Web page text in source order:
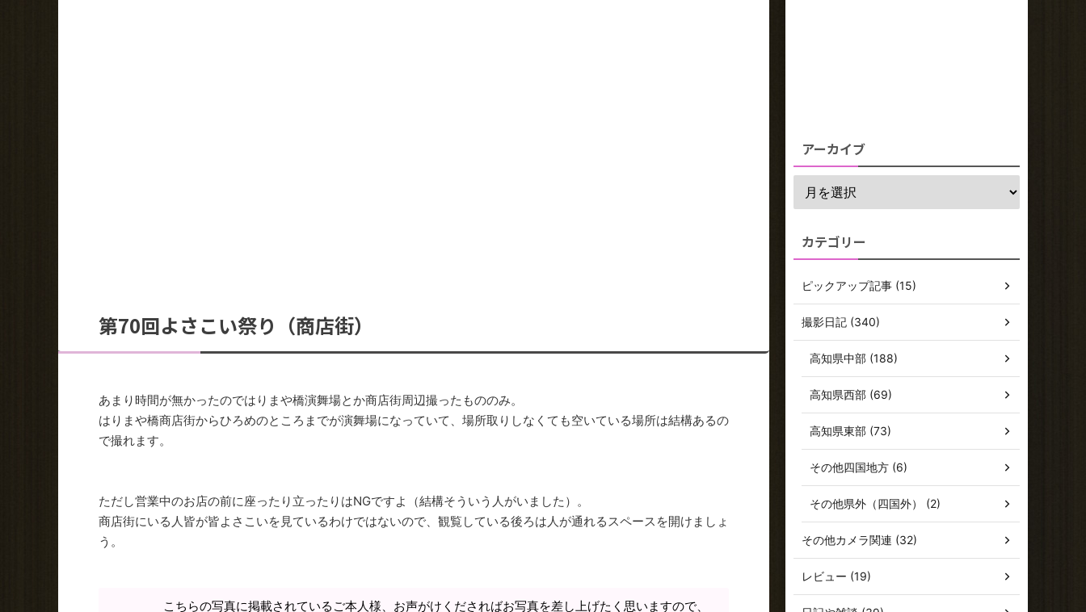
第70回よさこい祭り（商店街）
あまり時間が無かったのではりまや橋演舞場とか商店街周辺撮ったもののみ。
はりまや橋商店街からひろめのところまでが演舞場になっていて、場所取りしなくても空いている場所は結構あるの
で撮れます。
ただし営業中のお店の前に座ったり立ったりはNGですよ（結構そういう人がいました）。
商店街にいる人皆が皆よさこいを見ているわけではないので、観覧している後ろは人が通れるスペースを開けましょ
う。
こちらの写真に掲載されているご本人様、お声がけくださればお写真を差し上げたく思いますので、
アーカイブ
カテゴリー
ピックアップ記事 (15)
撮影日記 (340)
高知県中部 (188)
高知県西部 (69)
高知県東部 (73)
その他四国地方 (6)
その他県外（四国外） (2)
その他カメラ関連 (32)
レビュー (19)